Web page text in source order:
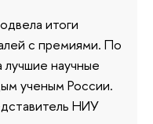
итоги
с премиями. По
лучшие научные
ученым России.
НИУ